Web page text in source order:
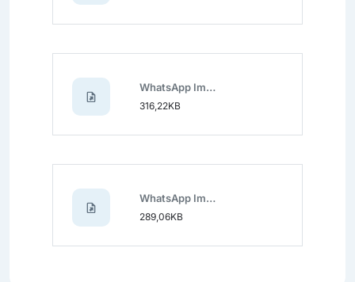
WhatsApp Image 2024-11-19 at 12.39.46 (1).jpeg
316,22KB
WhatsApp Image 2024-11-19 at 12.39.46 (2).jpeg
289,06KB